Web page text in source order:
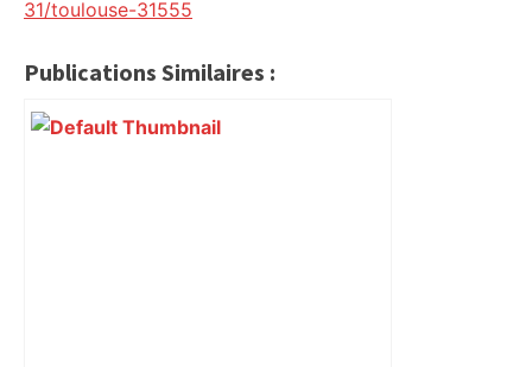
31/toulouse-31555
Publications Similaires :